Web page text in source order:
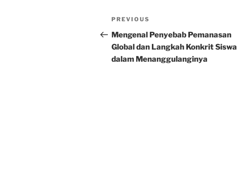
Post
navigation
Previous
Post
PREVIOUS
Mengenal Penyebab Pemanasan
Global dan Langkah Konkrit Siswa
dalam Menanggulanginya